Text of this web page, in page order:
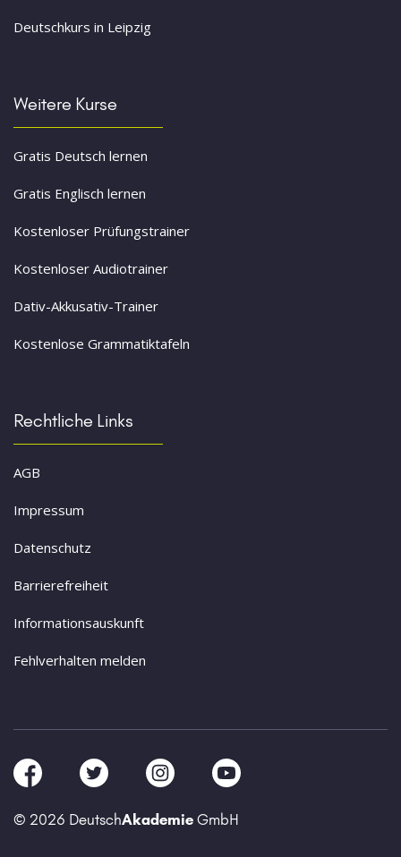
Deutschkurs in Leipzig
Weitere Kurse
Gratis Deutsch lernen
Gratis Englisch lernen
Kostenloser Prüfungstrainer
Kostenloser Audiotrainer
Dativ-Akkusativ-Trainer
Kostenlose Grammatiktafeln
Rechtliche Links
AGB
Impressum
Datenschutz
Barrierefreiheit
Informationsauskunft
Fehlverhalten melden
© 2026 DeutschAkademie GmbH